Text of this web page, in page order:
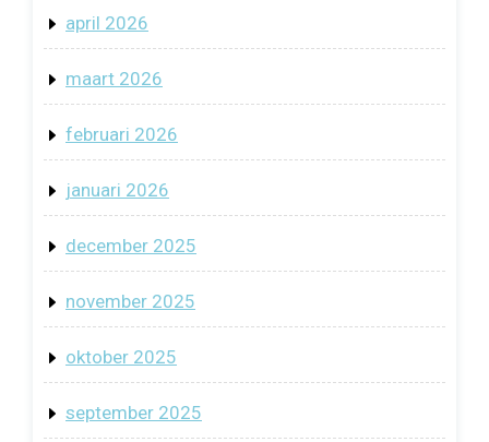
april 2026
maart 2026
februari 2026
januari 2026
december 2025
november 2025
oktober 2025
september 2025